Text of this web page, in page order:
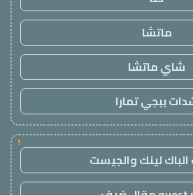
ماتشا
شاي ماتشا
ببجي تمارا
!
لينك والجيست